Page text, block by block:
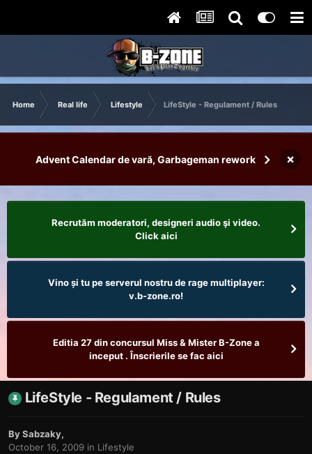
Home Real life Lifestyle LifeStyle - Regulament / Rules
Advent Calendar de vară, Garbageman rework ×
Recrutăm moderatori, designeri audio şi video.
Click aici
Vino și tu pe serverul nostru de rage multiplayer:
v.b-zone.ro!
Editia 27 din concursul Miss & Mister B-Zone a
inceput . Înscrierile se fac aici
LifeStyle - Regulament / Rules
BySabzaky,
October 16, 2009 in Lifestyle